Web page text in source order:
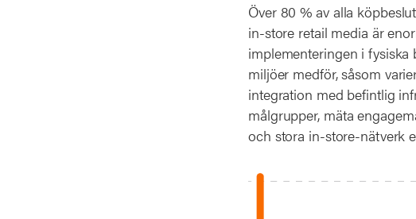
Över 80 % av alla
in-store retail media är
implementeringen i
miljöer medför, såsom
integration med befintlig
målgrupper, mäta
och stora in-store-nätverk